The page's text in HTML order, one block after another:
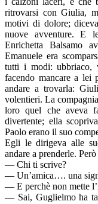
ritrovarsi con Giulia,
motivi di dolore;
nuove avventure. E
Enrichetta Balsamo
Emanuele era
tutti i modi: ubbriaco,
facendo mancare a lei
andare a trovarla:
volentieri. La
loro quel che aveva
divertente; ella
Paolo erano il suo
Egli le dirigeva alle
andare a prenderle.
— Chi ti scrive?
— Un’amica…. una
— E perchè non mette
— Sai, Guglielmo ha